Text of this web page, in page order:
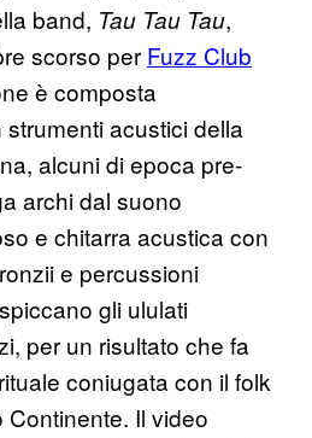
band, ​Tau Tau Tau​, ​
scorso per Fuzz Club
è composta
acustici della
alcuni di epoca pre-
archi dal suono
e chitarra acustica con
e percussioni
gli ululati
per un risultato che fa
coniugata con il folk
Il video